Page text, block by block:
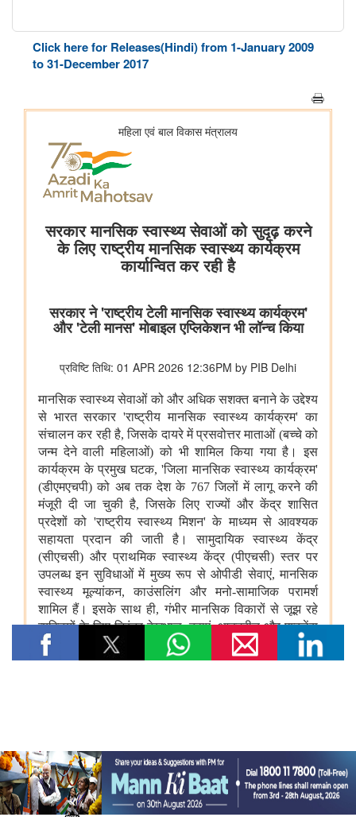
Click here for Releases(Hindi) from 1-January 2009
to 31-December 2017